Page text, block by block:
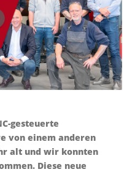
gesteuerte
von einem anderen
alt und wir konnten
Diese neue